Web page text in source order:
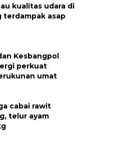
kualitas udara di
terdampak asap
Kesbangpol
perkuat
umat
cabai rawit
telur ayam